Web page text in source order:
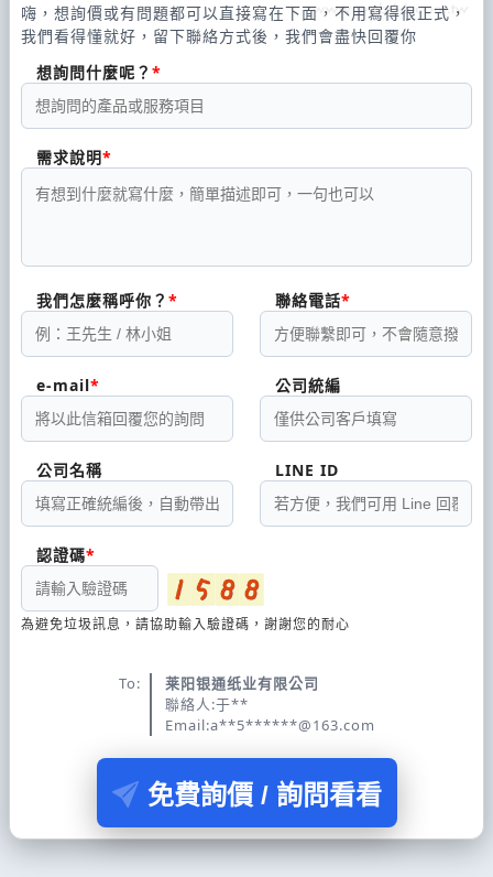
嗨，想詢價或有問題都可以直接寫在下面，不用寫得很正式，
我們看得懂就好，留下聯絡方式後，我們會盡快回覆你
想詢問什麼呢？
需求說明
我們怎麼稱呼你？ 聯絡電話
e-mail 公司統編
公司名稱 LINE ID
認證碼
為避免垃圾訊息，請協助輸入驗證碼，謝謝您的耐心
To:
莱阳银通纸业有限公司
聯絡人:于**
Email:a**5******@163.com
免費詢價 / 詢問看看